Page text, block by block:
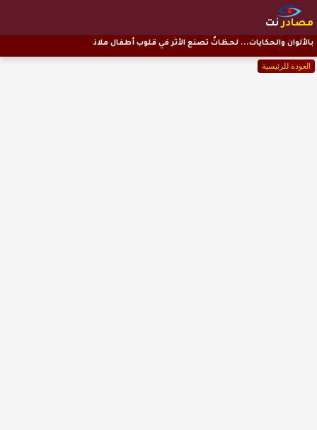
مصادرنت
العودة للرئيسية
بالألوان والحكايات... لحظاتٌ تصنع الأثر في قلوب أطفال ملاذ